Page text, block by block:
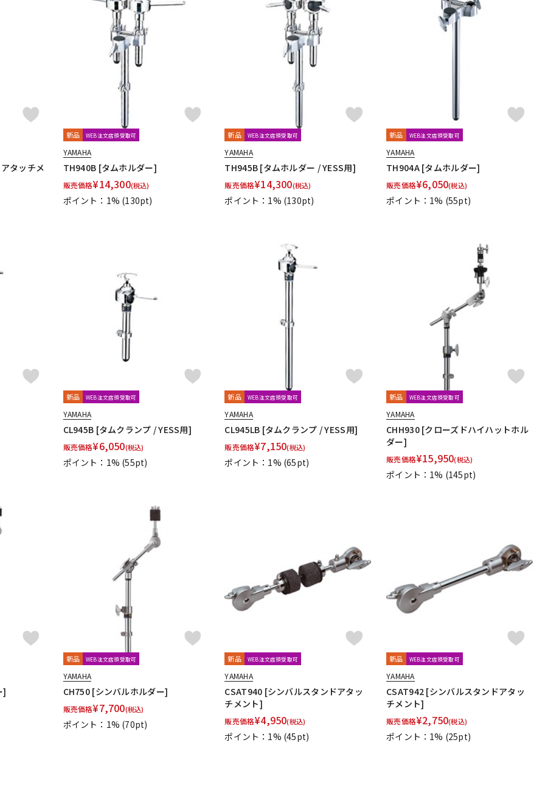
タッチメ
新品 WEB注文店頭受取可
YAMAHA
TH940B [タムホルダー]
販売価格¥14,300(税込)
ポイント：1% (130pt)
新品 WEB注文店頭受取可
YAMAHA
TH945B [タムホルダー / YESS用]
販売価格¥14,300(税込)
ポイント：1% (130pt)
新品 WEB注文店頭受取可
YAMAHA
TH904A [タムホルダー]
販売価格¥6,050(税込)
ポイント：1% (55pt)
新品 WEB注文店頭受取可
YAMAHA
CL945B [タムクランプ / YESS用]
販売価格¥6,050(税込)
ポイント：1% (55pt)
新品 WEB注文店頭受取可
YAMAHA
CL945LB [タムクランプ / YESS用]
販売価格¥7,150(税込)
ポイント：1% (65pt)
新品 WEB注文店頭受取可
YAMAHA
CHH930 [クローズドハイハットホル
ダー]
販売価格¥15,950(税込)
ポイント：1% (145pt)
]
新品 WEB注文店頭受取可
YAMAHA
CH750 [シンバルホルダー]
販売価格¥7,700(税込)
ポイント：1% (70pt)
新品 WEB注文店頭受取可
YAMAHA
CSAT940 [シンバルスタンドアタッ
チメント]
販売価格¥4,950(税込)
ポイント：1% (45pt)
新品 WEB注文店頭受取可
YAMAHA
CSAT942 [シンバルスタンドアタッ
チメント]
販売価格¥2,750(税込)
ポイント：1% (25pt)